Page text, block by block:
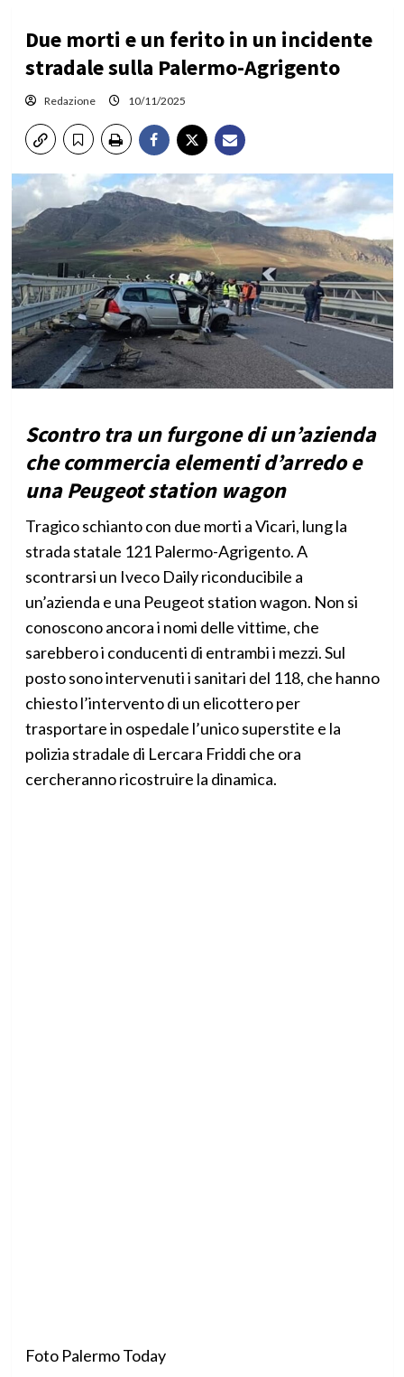
Due morti e un ferito in un incidente
stradale sulla Palermo-Agrigento
Redazione 10/11/2025
Scontro tra un furgone di un’azienda
che commercia elementi d’arredo e
una Peugeot station wagon
Tragico schianto con due morti a Vicari, lung la
strada statale 121 Palermo-Agrigento. A
scontrarsi un Iveco Daily riconducibile a
un’azienda e una Peugeot station wagon. Non si
conoscono ancora i nomi delle vittime, che
sarebbero i conducenti di entrambi i mezzi. Sul
posto sono intervenuti i sanitari del 118, che hanno
chiesto l’intervento di un elicottero per
trasportare in ospedale l’unico superstite e la
polizia stradale di Lercara Friddi che ora
cercheranno ricostruire la dinamica.
Foto Palermo Today